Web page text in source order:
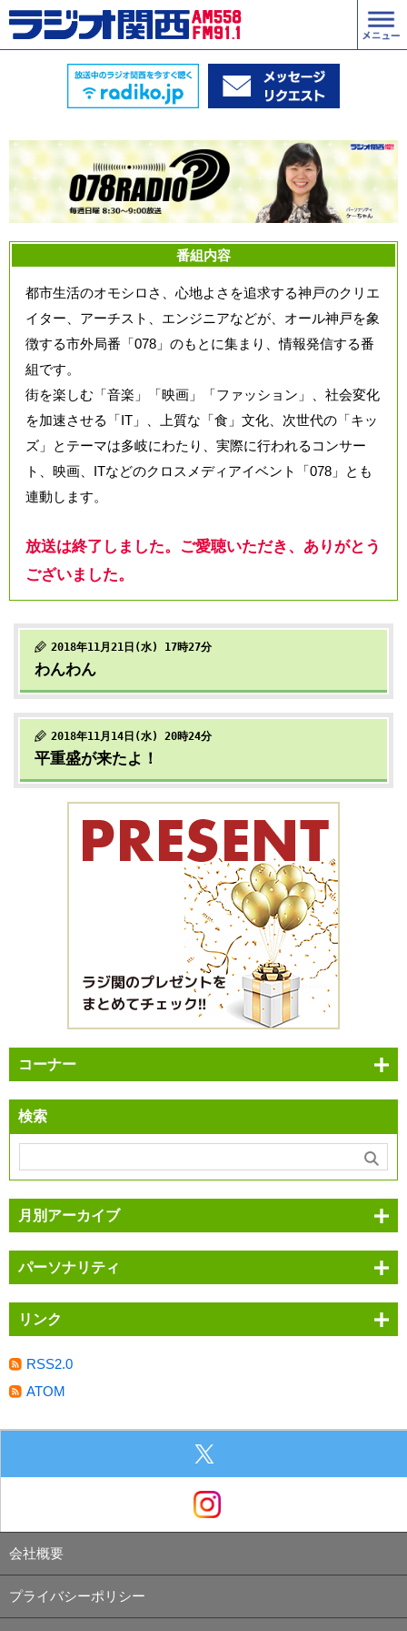
番組内容
都市生活のオモシロさ、心地よさを追求する神戸のクリエ
イター、アーチスト、エンジニアなどが、オール神戸を象
徴する市外局番「078」のもとに集まり、情報発信する番
組です。
街を楽しむ「音楽」「映画」「ファッション」、社会変化
を加速させる「IT」、上質な「食」文化、次世代の「キッ
ズ」とテーマは多岐にわたり、実際に行われるコンサー
ト、映画、ITなどのクロスメディアイベント「078」とも
連動します。
放送は終了しました。ご愛聴いただき、ありがとう
ございました。
2018年11月21日(水) 17時27分
わんわん
2018年11月14日(水) 20時24分
平重盛が来たよ！
コーナー
検索
月別アーカイブ
パーソナリティ
リンク
RSS2.0
ATOM
会社概要
プライバシーポリシー